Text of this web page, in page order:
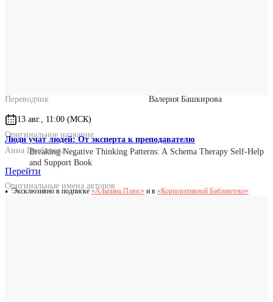
Переводчик Валерия Башкирова
Оригинальное название
Breaking Negative Thinking Patterns: A Schema Therapy Self-Help
and Support Book
Оригинальные имена авторов
13 авг., 11:00 (МСК)
Люди учат людей: От эксперта к преподавателю
Анна Грибанова
Перейти
Эксклюзивно в подписке«Альпина.Плюс» и в «Корпоративной Библиотеке»